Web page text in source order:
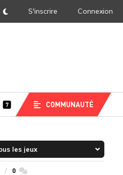
DarkMode
S'inscrire Connexion
7 COMMUNAUTÉ
0commentaires